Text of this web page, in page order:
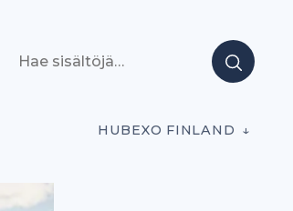
HUBEXO FINLAND